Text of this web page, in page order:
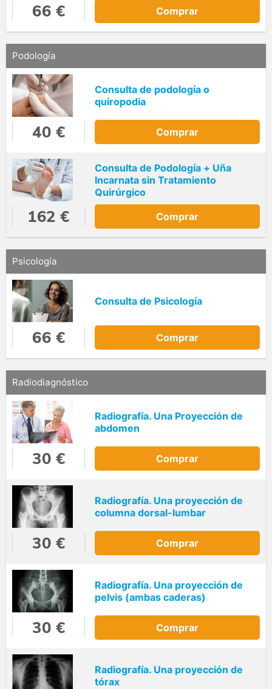
66 € Comprar
Podología
Consulta de podología o
quiropodia
40 € Comprar
Consulta de Podología + Uña
Incarnata sin Tratamiento
Quirúrgico
162 € Comprar
Psicología
Consulta de Psicología
66 € Comprar
Radiodiagnóstico
Radiografía. Una Proyección de
abdomen
30 € Comprar
Radiografía. Una proyección de
columna dorsal-lumbar
30 € Comprar
Radiografía. Una proyección de
pelvis (ambas caderas)
30 € Comprar
Radiografía. Una proyección de
tórax